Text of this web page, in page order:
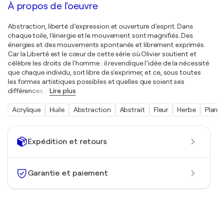
Expédition et retours
Garantie et paiement
À propos de l'oeuvre
Abstraction, liberté d’expression et ouverture d'esprit. Dans
chaque toile, l’énergie et le mouvement sont magnifiés. Des
énergies et des mouvements spontanés et librement exprimés.
Car la Liberté est le cœur de cette série où Olivier soutient et
célèbre les droits de l'homme : il revendique l’idée de la nécessité
que chaque individu, soit libre de s'exprimer, et ce, sous toutes
les formes artistiques possibles et quelles que soient ses
différences.
Lire plus
Acrylique Huile Abstraction Abstrait Fleur Herbe